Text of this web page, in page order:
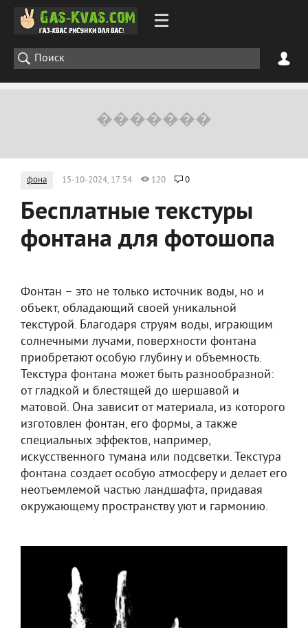
фона 15-10-2024, 17:54 120 0
Бесплатные текстуры
фонтана для фотошопа
Фонтан – это не только источник воды, но и
объект, обладающий своей уникальной
текстурой. Благодаря струям воды, играющим
солнечными лучами, поверхности фонтана
приобретают особую глубину и объемность.
Текстура фонтана может быть разнообразной:
от гладкой и блестящей до шершавой и
матовой. Она зависит от материала, из которого
изготовлен фонтан, его формы, а также
специальных эффектов, например,
искусственного тумана или подсветки. Текстура
фонтана создает особую атмосферу и делает его
неотъемлемой частью ландшафта, придавая
окружающему пространству уют и гармонию.